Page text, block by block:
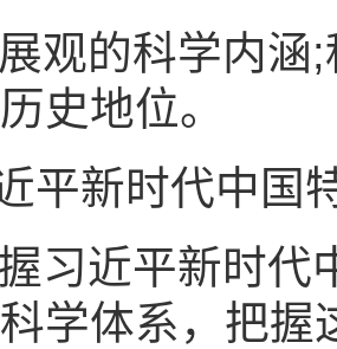
观的科学内涵
史地位。
平新时代中国
习近平新时代
学体系，把握